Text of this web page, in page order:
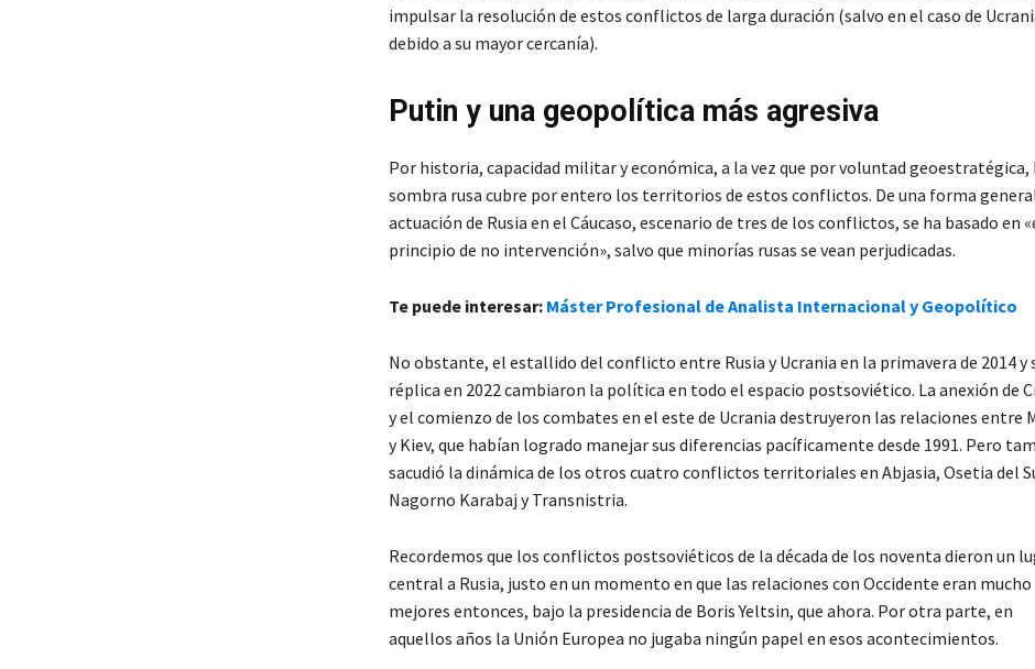
impulsar la resolución de estos conflictos de larga duración (salvo en el caso de
debido a su mayor cercanía).
Putin y una geopolítica más agresiva
Por historia, capacidad militar y económica, a la vez que por voluntad geoestratégica,
sombra rusa cubre por entero los territorios de estos conflictos. De una forma
actuación de Rusia en el Cáucaso, escenario de tres de los conflictos, se ha basado en
principio de no intervención», salvo que minorías rusas se vean perjudicadas.
Te puede interesar: Máster Profesional de Analista Internacional y Geopolítico
No obstante, el estallido del conflicto entre Rusia y Ucrania en la primavera de 2014 y
réplica en 2022 cambiaron la política en todo el espacio postsoviético. La anexión de
y el comienzo de los combates en el este de Ucrania destruyeron las relaciones entre
y Kiev, que habían logrado manejar sus diferencias pacíficamente desde 1991. Pero
sacudió la dinámica de los otros cuatro conflictos territoriales en Abjasia, Osetia del
Nagorno Karabaj y Transnistria.
Recordemos que los conflictos postsoviéticos de la década de los noventa dieron un
central a Rusia, justo en un momento en que las relaciones con Occidente eran mucho
mejores entonces, bajo la presidencia de Boris Yeltsin, que ahora. Por otra parte, en
aquellos años la Unión Europea no jugaba ningún papel en esos acontecimientos.